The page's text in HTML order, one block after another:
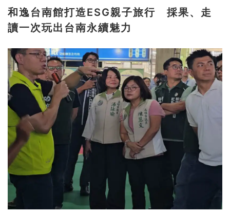
和逸台南館打造ESG親子旅行 採果、走
讀一次玩出台南永續魅力